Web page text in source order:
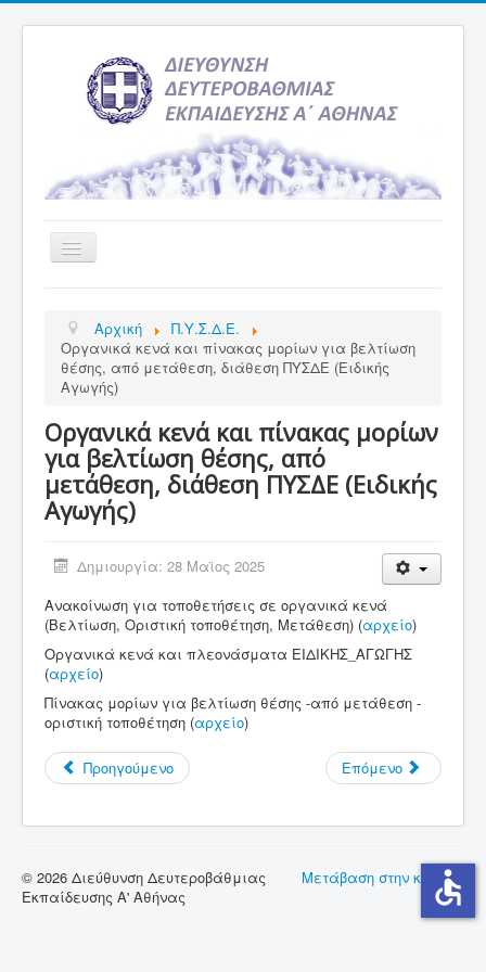
Εναλλαγή
πλοήγησης
Υπηρεσία Ενημέρωσης
Τελευταία νέα
Εκδρομές
Δραστηριότητες Σχολείων
Σύνδεσμοι
Επικοινωνία
Αρχική
Π.Υ.Σ.Δ.Ε.
Οργανικά κενά και πίνακας μορίων για βελτίωση
θέσης, από μετάθεση, διάθεση ΠΥΣΔΕ (Ειδικής
Αγωγής)
Οργανικά κενά και πίνακας μορίων
για βελτίωση θέσης, από
μετάθεση, διάθεση ΠΥΣΔΕ (Ειδικής
Αγωγής)
Δημιουργία: 28 Μαϊος 2025
Ανακοίνωση για τοποθετήσεις σε οργανικά κενά
(Βελτίωση, Οριστική τοποθέτηση, Μετάθεση) (αρχείο)
Οργανικά κενά και πλεονάσματα ΕΙΔΙΚΗΣ_ΑΓΩΓΗΣ
(αρχείο)
Πίνακας μορίων για βελτίωση θέσης -από μετάθεση -
οριστική τοποθέτηση (αρχείο)
Προηγούμενο Επόμενο
Μετάβαση στην κορυφή
© 2026 Διεύθυνση Δευτεροβάθμιας
Εκπαίδευσης Α' Αθήνας
accessible